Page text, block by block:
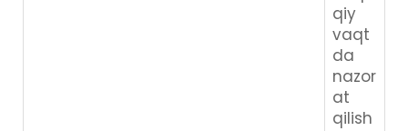
qiy
vaqt
da
nazor
at
qilish